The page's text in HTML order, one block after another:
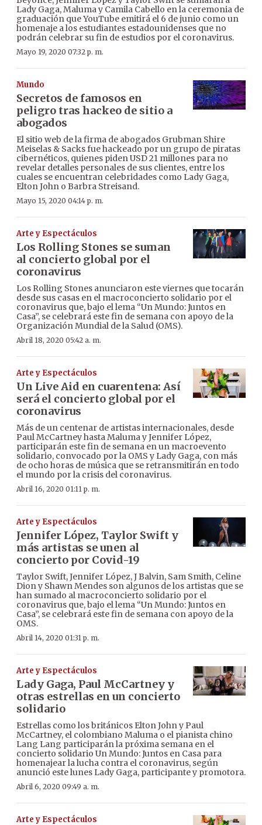
Lady Gaga, Maluma y Camila Cabello en la ceremonia de
graduación que YouTube emitirá el 6 de junio como un
homenaje a los estudiantes estadounidenses que no
podrán celebrar su fin de estudios por el coronavirus.
Mayo 19, 2020 07:32 p. m.
Mundo
Secretos de famosos en
peligro tras hackeo de sitio a
abogados
El sitio web de la firma de abogados Grubman Shire
Meiselas & Sacks fue hackeado por un grupo de piratas
cibernéticos, quienes piden USD 21 millones para no
revelar detalles personales de sus clientes, entre los
cuales se encuentran celebridades como Lady Gaga,
Elton John o Barbra Streisand.
Mayo 15, 2020 04:14 p. m.
Arte y Espectáculos
Los Rolling Stones se suman
al concierto global por el
coronavirus
Los Rolling Stones anunciaron este viernes que tocarán
desde sus casas en el macroconcierto solidario por el
coronavirus que, bajo el lema “Un Mundo: Juntos en
Casa”, se celebrará este fin de semana con apoyo de la
Organización Mundial de la Salud (OMS).
Abril 18, 2020 05:42 a. m.
Arte y Espectáculos
Un Live Aid en cuarentena: Así
será el concierto global por el
coronavirus
Más de un centenar de artistas internacionales, desde
Paul McCartney hasta Maluma y Jennifer López,
participarán este fin de semana en un macroevento
solidario, convocado por la OMS y Lady Gaga, con más
de ocho horas de música que se retransmitirán en todo
el mundo por la crisis del coronavirus.
Abril 16, 2020 01:11 p. m.
Arte y Espectáculos
Jennifer López, Taylor Swift y
más artistas se unen al
concierto por Covid-19
Taylor Swift, Jennifer López, J Balvin, Sam Smith, Celine
Dion y Shawn Mendes son algunos de los artistas que se
han sumado al macroconcierto solidario por el
coronavirus que, bajo el lema “Un Mundo: Juntos en
Casa”, se celebrará este fin de semana con apoyo de la
OMS.
Abril 14, 2020 01:31 p. m.
Arte y Espectáculos
Lady Gaga, Paul McCartney y
otras estrellas en un concierto
solidario
Estrellas como los británicos Elton John y Paul
McCartney, el colombiano Maluma o el pianista chino
Lang Lang participarán la próxima semana en el
concierto solidario Un Mundo: Juntos en Casa para
homenajear la lucha contra el coronavirus, según
anunció este lunes Lady Gaga, participante y promotora.
Abril 6, 2020 09:49 a. m.
Arte y Espectáculos